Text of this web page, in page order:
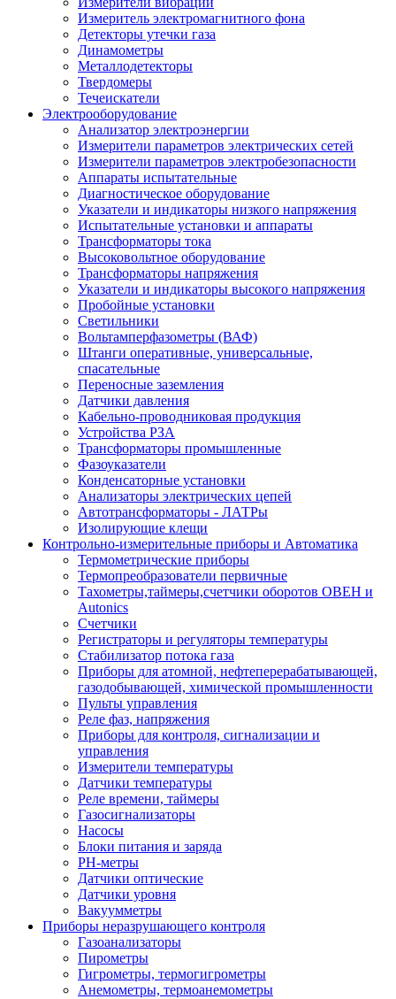
Измеритель электромагнитного фона
Детекторы утечки газа
Динамометры
Металлодетекторы
Твердомеры
Течеискатели
Электрооборудование
Анализатор электроэнергии
Измерители параметров электрических сетей
Измерители параметров электробезопасности
Аппараты испытательные
Диагностическое оборудование
Указатели и индикаторы низкого напряжения
Испытательные установки и аппараты
Трансформаторы тока
Высоковольтное оборудование
Трансформаторы напряжения
Указатели и индикаторы высокого напряжения
Пробойные установки
Светильники
Вольтамперфазометры (ВАФ)
Штанги оперативные, универсальные,
спасательные
Переносные заземления
Датчики давления
Кабельно-проводниковая продукция
Устройства РЗА
Трансформаторы промышленные
Фазоуказатели
Конденсаторные установки
Анализаторы электрических цепей
Автотрансформаторы - ЛАТРы
Изолирующие клещи
Контрольно-измерительные приборы и Автоматика
Термометрические приборы
Термопреобразователи первичные
Тахометры,таймеры,счетчики оборотов ОВЕН и
Autonics
Счетчики
Регистраторы и регуляторы температуры
Стабилизатор потока газа
Приборы для атомной, нефтеперерабатывающей,
газодобывающей, химической промышленности
Пульты управления
Реле фаз, напряжения
Приборы для контроля, сигнализации и
управления
Измерители температуры
Датчики температуры
Реле времени, таймеры
Газосигнализаторы
Насосы
Блоки питания и заряда
PH-метры
Датчики оптические
Датчики уровня
Вакуумметры
Приборы неразрушающего контроля
Газоанализаторы
Пирометры
Гигрометры, термогигрометры
Анемометры, термоанемометры